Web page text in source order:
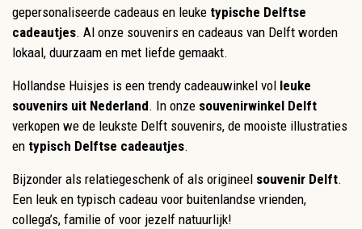
gepersonaliseerde cadeaus en leuke typische Delftse
cadeautjes. Al onze souvenirs en cadeaus van Delft worden
lokaal, duurzaam en met liefde gemaakt.
Hollandse Huisjes is een trendy cadeauwinkel vol leuke
souvenirs uit Nederland. In onze souvenirwinkel Delft
verkopen we de leukste Delft souvenirs, de mooiste illustraties
en typisch Delftse cadeautjes.
Bijzonder als relatiegeschenk of als origineel souvenir Delft.
Een leuk en typisch cadeau voor buitenlandse vrienden,
collega’s, familie of voor jezelf natuurlijk!